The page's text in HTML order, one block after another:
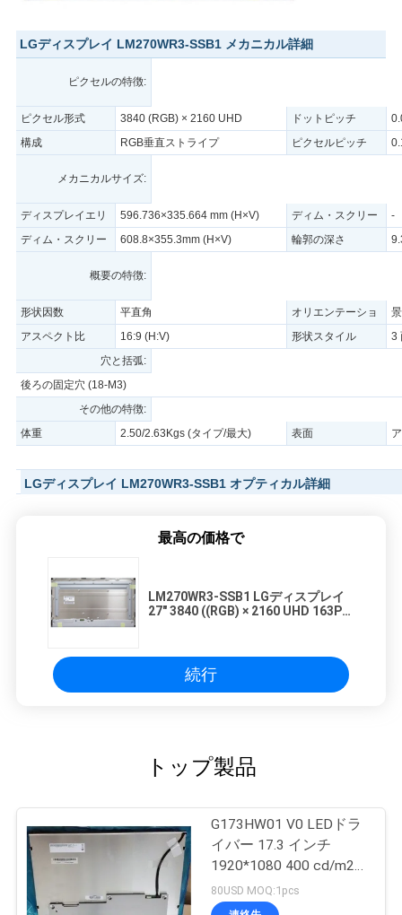
合
地
図
PRIVACY
POLICY
LGディスプレイ LM270WR3-SSB1 メカニカル詳細
ピクセルの特徴:
ピクセル形式 3840 (RGB) × 2160 UHD ドットピッチ
構成
RGB垂直ストライプ ピクセルピッチ
メカニカルサイズ:
ディスプレイエリ
ア
596.736×335.664 mm (H×V)
ディム・スクリー
ン
-
ディム・スクリー
608.8×355.3mm (H×V) 輪郭の深さ
概要の特徴:
形状因数 平直角
オリエンテーショ
ン
アスペクト比
16:9 (H:V) 形状スタイル
3
穴と括弧:
後ろの固定穴 (18-M3)
その他の特徴:
体重
2.50/2.63Kgs (タイプ/最大) 表面
LGディスプレイ LM270WR3-SSB1 オプティカル詳細
400 cd/m2 (典型),HDR400
89/89/89/89 (タイプ) CR≥10
オプティカルモー
見る方向
シメトリ
カラーパフォーマンス:
NTSC比 78% sRGB
アドビ RGB
78%のカバー DCI-P3
レック2020
58%のカバー コメント
最高の価格で
LM270WR3-SSB1 LGディスプレイ
27" 3840 ((RGB) × 2160 UHD 163PPI
続行
トップ製品
G173HW01 V0 LEDドラ
イバー 17.3 インチ
1920*1080 400 cd/m2
A-Si TFT LCD パネル
80USD MOQ:1pcs